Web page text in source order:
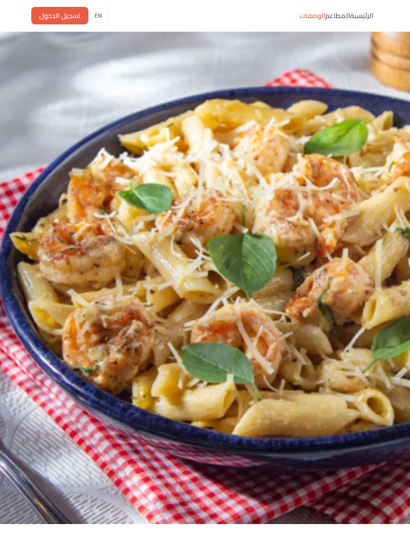
الرئيسيةالمطاعمالوصفات EN تسجيل الدخول